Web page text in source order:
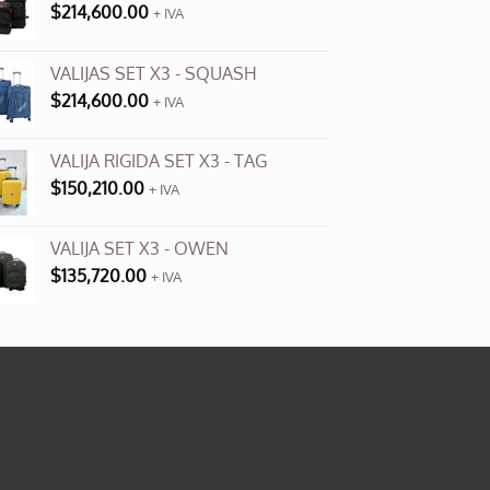
$214,600.00 + IVA
VALIJAS SET X3 - SQUASH
$214,600.00 + IVA
VALIJA RIGIDA SET X3 - TAG
$150,210.00 + IVA
VALIJA SET X3 - OWEN
$135,720.00 + IVA